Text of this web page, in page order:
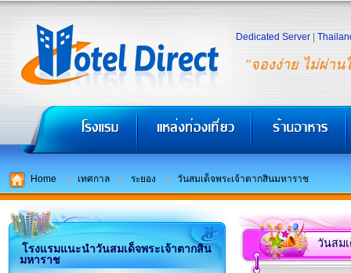
"จองง่าย ไม่ผ่าน
Dedicated Server
Home เทศกาล ระยอง วันสมเด็จพระเจ้าตากสินมหาราช
โรงแรมแนะนำวันสมเด็จพระเจ้าตากสิน
มหาราช
วันสม